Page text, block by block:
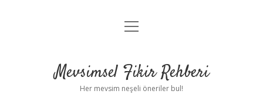
Anasayfa
Yasal Uyarı
menüyü
Mevsimsel Fikir Rehberi
Her mevsim neşeli öneriler bul!